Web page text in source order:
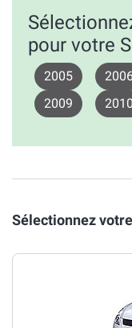
pour votre
2005
2009
2010
Sélectionnez